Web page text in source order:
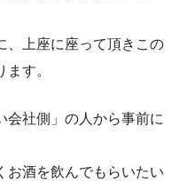
、上座に座って頂きこの
す。
会社側」の人から事前に
お酒を飲んでもらいたい